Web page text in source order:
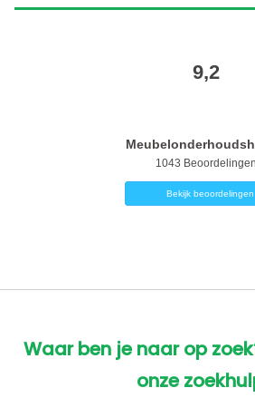
9,2
1043 Beoordelingen
Bekijk beoordelingen
Waar ben je naar op
onze